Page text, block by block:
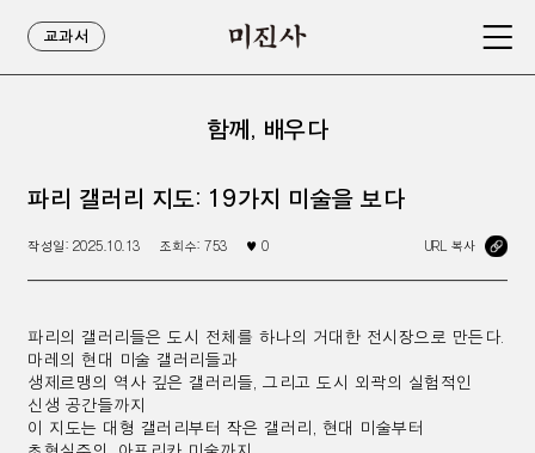
교과서
함께, 배우다
파리 갤러리 지도: 19가지 미술을 보다
작성일: 2025.10.13 조회수: 753 ♥0 URL 복사
파리의 갤러리들은 도시 전체를 하나의 거대한 전시장으로 만든다.
마레의 현대 미술 갤러리들과
생제르맹의 역사 깊은 갤러리들, 그리고 도시 외곽의 실험적인
신생 공간들까지
이 지도는 대형 갤러리부터 작은 갤러리, 현대 미술부터